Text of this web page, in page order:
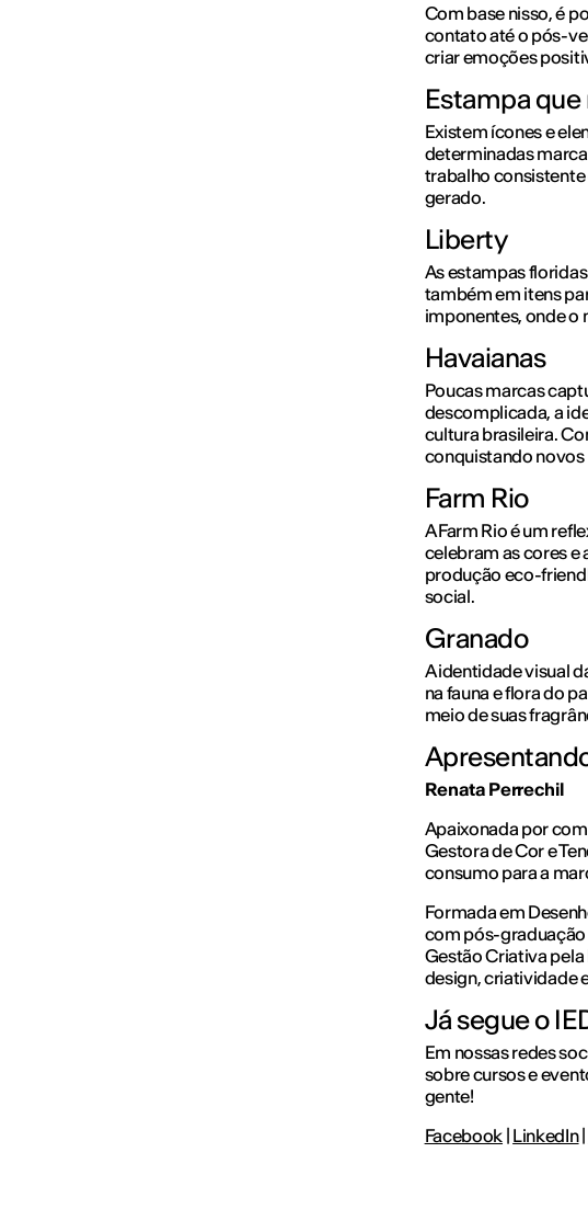
Com base nisso, é
contato até o pós-
criar emoções
Estampa
Existem ícones e
determinadas
trabalho
gerado.
Liberty
As estampas
também em itens
imponentes, onde o
Havaianas
Poucas marcas
descomplicada, a
cultura brasileira.
conquistando novos
Farm Rio
A Farm Rio é um
celebram as cores e
produção eco-
social.
Granado
A identidade visual
na fauna e flora do
meio de suas
Renata Perrechil
Apaixonada por
Gestora de Cor e
consumo para a
Formada em
com pós-graduação
Gestão Criativa pela
design, criatividade
Já segue o
Em nossas redes
sobre cursos e
gente!
Facebook | LinkedIn|